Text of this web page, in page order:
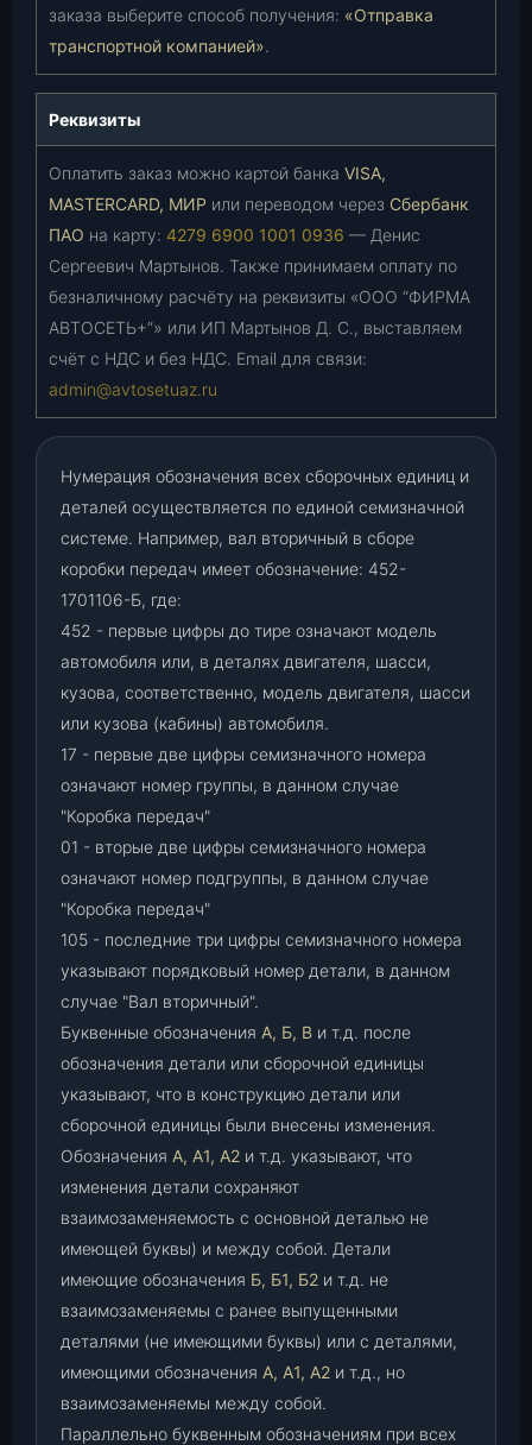
заказа выберите способ получения: «Отправка
транспортной компанией».
Реквизиты
Оплатить заказ можно картой банка VISA,
MASTERCARD, МИР или переводом через Сбербанк
ПАО на карту: 4279 6900 1001 0936 — Денис
Сергеевич Мартынов. Также принимаем оплату по
безналичному расчёту на реквизиты «ООО “ФИРМА
АВТОСЕТЬ+”» или ИП Мартынов Д. С., выставляем
счёт с НДС и без НДС. Email для связи:
admin@avtosetuaz.ru
Нумерация обозначения всех сборочных единиц и
деталей осуществляется по единой семизначной
системе. Например, вал вторичный в сборе
коробки передач имеет обозначение: 452-
1701106-Б, где:
452 - первые цифры до тире означают модель
автомобиля или, в деталях двигателя, шасси,
кузова, соответственно, модель двигателя, шасси
или кузова (кабины) автомобиля.
17 - первые две цифры семизначного номера
означают номер группы, в данном случае
"Коробка передач"
01 - вторые две цифры семизначного номера
означают номер подгруппы, в данном случае
"Коробка передач"
105 - последние три цифры семизначного номера
указывают порядковый номер детали, в данном
случае "Вал вторичный".
Буквенные обозначения А, Б, В и т.д. после
обозначения детали или сборочной единицы
указывают, что в конструкцию детали или
сборочной единицы были внесены изменения.
Обозначения А, А1, А2 и т.д. указывают, что
изменения детали сохраняют
взаимозаменяемость с основной деталью не
имеющей буквы) и между собой. Детали
имеющие обозначения Б, Б1, Б2 и т.д. не
взаимозаменяемы с ранее выпущенными
деталями (не имеющими буквы) или с деталями,
имеющими обозначения А, А1, А2 и т.д., но
взаимозаменяемы между собой.
Параллельно буквенным обозначениям при всех